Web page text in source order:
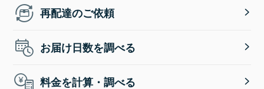
再配達のご依頼
お届け日数を調べる
料金を計算・調べる